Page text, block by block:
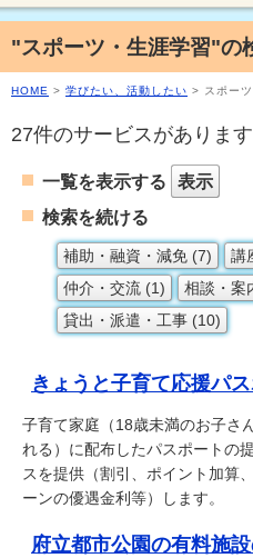
"スポーツ・生涯学習"の
HOME > 学びたい、活動したい > スポー
27件のサービスがあります
一覧を表示する
表示
検索を続ける
補助・融資・減免 (7)
講
仲介・交流 (1)
相談・案
貸出・派遣・工事 (10)
きょうと子育て応援パ
子育て家庭（18歳未満のお子さ
れる）に配布したパスポートの
スを提供（割引、ポイント加算
ーンの優遇金利等）します。
府立都市公園の有料施設